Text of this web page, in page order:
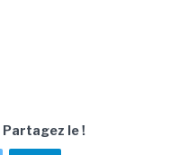
Partagez le !